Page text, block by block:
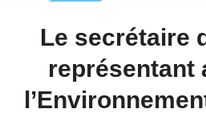
Le secrétaire
représentant